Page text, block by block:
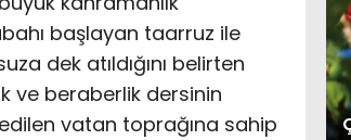
başlayan taarruz ile
dek atıldığını belirten
ve beraberlik dersinin
vatan toprağına sahip